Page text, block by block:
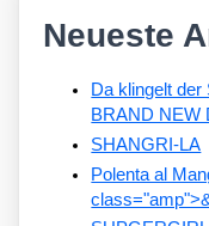
Neueste
Da klingelt
BRAND NEW
SHANGRI-LA
Polenta al